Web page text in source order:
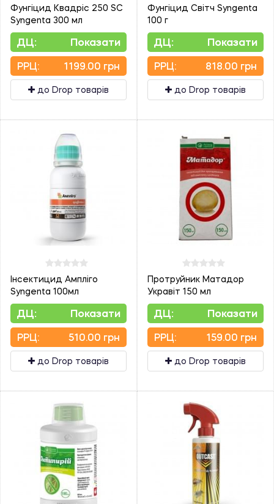
Фунгіцид Квадріс 250 SC
Syngenta 300 мл
ДЦ: Показати
PPЦ: 1199.00 грн
до Drop товарів
Фунгіцид Світч Syngenta
100 г
ДЦ: Показати
PPЦ: 818.00 грн
до Drop товарів
Інсектицид Ампліго
Syngenta 100мл
ДЦ: Показати
PPЦ: 510.00 грн
до Drop товарів
Протруйник Матадор
Укравіт 150 мл
ДЦ: Показати
PPЦ: 159.00 грн
до Drop товарів